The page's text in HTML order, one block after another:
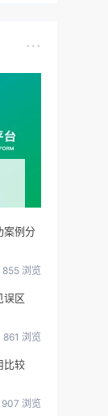
案例分
855 浏览
误区
861 浏览
比较
907 浏览